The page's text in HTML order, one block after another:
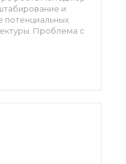
и
Проблема с
массивы,